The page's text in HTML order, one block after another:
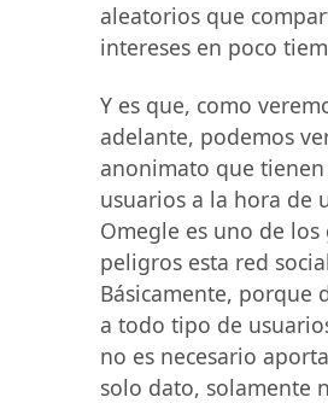
aleatorios que
intereses en poco
Y es que, como
adelante, podemos
anonimato que
usuarios a la hora de
Omegle es uno de los
peligros esta red
Básicamente, porque
a todo tipo de
no es necesario
solo dato, solamente